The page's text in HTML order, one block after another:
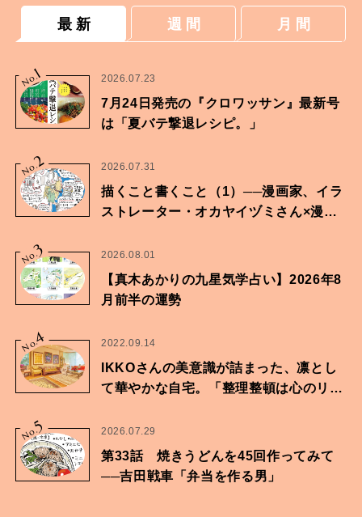
最 新 週 間 月 間
No.
1 2026.07.23
7月24日発売の『クロワッサン』最新号
は「夏バテ撃退レシピ。」
No.2 2026.07.31
描くこと書くこと（1）──漫画家、イラ
ストレーター・オカヤイヅミさん×漫画
No.
3 2026.08.01
【真木あかりの九星気学占い】2026年8
月前半の運勢
No.
4 2022.09.14
IKKOさんの美意識が詰まった、凛とし
て華やかな自宅。「整理整頓は心のリズ
No.
5 2026.07.29
第33話 焼きうどんを45回作ってみて
──吉田戦車「弁当を作る男」